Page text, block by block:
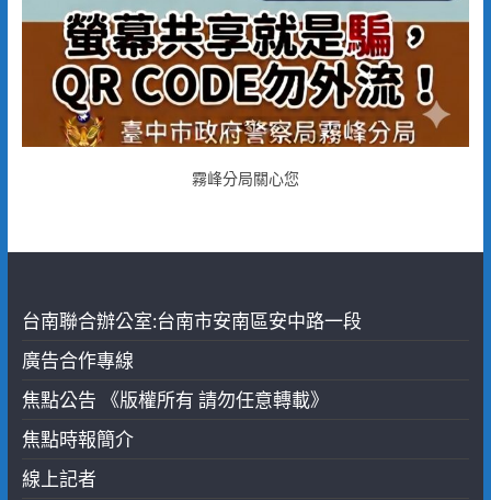
霧峰分局關心您
台南聯合辦公室:台南市安南區安中路一段
廣告合作專線
焦點公告 《版權所有 請勿任意轉載》
焦點時報簡介
線上記者